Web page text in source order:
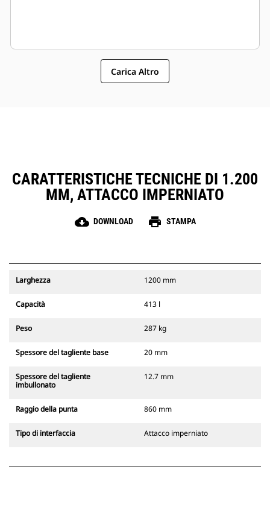
Carica Altro
CARATTERISTICHE TECNICHE DI 1.200
MM, ATTACCO IMPERNIATO
cloud_download DOWNLOAD print STAMPA
Larghezza 1200 mm
Capacità 413 l
Peso 287 kg
Spessore del tagliente base 20 mm
Spessore del tagliente
imbullonato
12.7 mm
Raggio della punta 860 mm
Tipo di interfaccia Attacco imperniato